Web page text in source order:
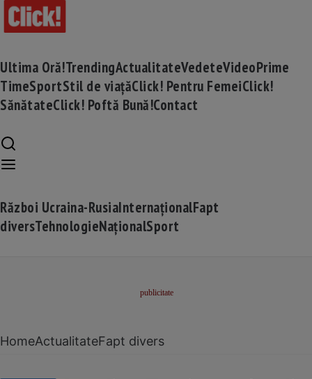
Ultima Oră!TrendingActualitateVedeteVideoPrime
TimeSportStil de viațăClick! Pentru FemeiClick!
SănătateClick! Poftă Bună!Contact
Război Ucraina-RusiaInternaționalFapt
diversTehnologieNaționalSport
HomeActualitateFapt divers